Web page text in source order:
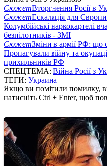
СюжетВторгнення Росії в
СюжетЕскалація для
Колумбійські наркокартелі
безпілотників - ЗМІ
СюжетЗміни в армії РФ: що
Пропагували війну та
прихильників РФ
СПЕЦТЕМА: Війна Росії з
ТЕГИ: Украина
Якщо ви помітили помилку,
натисніть Ctrl + Enter, щоб